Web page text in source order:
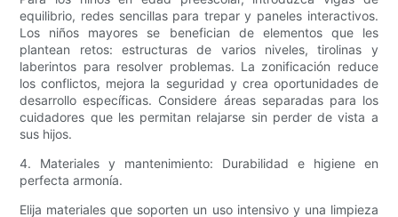
equilibrio, redes sencillas para trepar y paneles interactivos.
Los niños mayores se benefician de elementos que les
plantean retos: estructuras de varios niveles, tirolinas y
laberintos para resolver problemas. La zonificación reduce
los conflictos, mejora la seguridad y crea oportunidades de
desarrollo específicas. Considere áreas separadas para los
cuidadores que les permitan relajarse sin perder de vista a
sus hijos.
4. Materiales y mantenimiento: Durabilidad e higiene en
perfecta armonía.
Elija materiales que soporten un uso intensivo y una limpieza